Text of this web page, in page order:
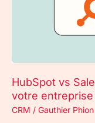
HubSpot vs
votre entreprise
CRM / Gauthier Phion
en
2026
?